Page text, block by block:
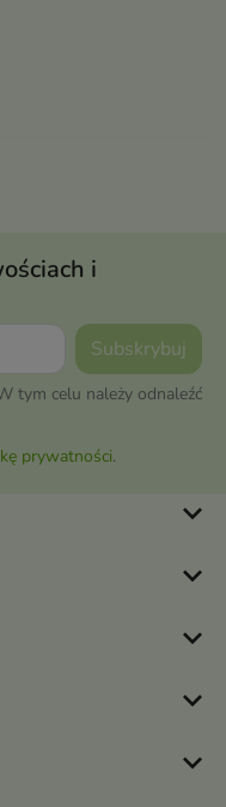
i
tym celu należy odnaleźć
prywatności.
keyboard_arrow_down
keyboard_arrow_down
keyboard_arrow_down
keyboard_arrow_down
keyboard_arrow_down